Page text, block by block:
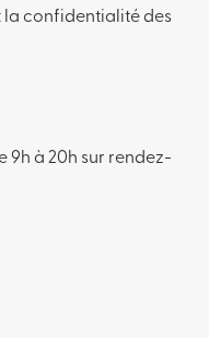
la confidentialité des
9h à 20h sur rendez-